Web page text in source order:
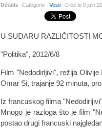
Détails Catégorie :Vesti Créé le9 juin
U SUDARU RAZLIČITOSTI
"Politika", 2012/6/8
Film "Nedodirljivi", režija
Omar Si, trajanje 92 minuta,
Iz francuskog filma
Mnogo je razloga što je film
postao drugi francuski